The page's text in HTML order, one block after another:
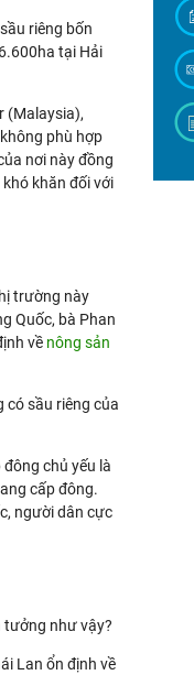
riêng bốn
tại Hải
(Malaysia),
phù hợp
nơi này đồng
khăn đối với
trường này
Quốc, bà Phan
về nông sản
có sầu riêng của
chủ yếu là
cấp đông.
người dân cực
tưởng như vậy?
Lan ổn định về